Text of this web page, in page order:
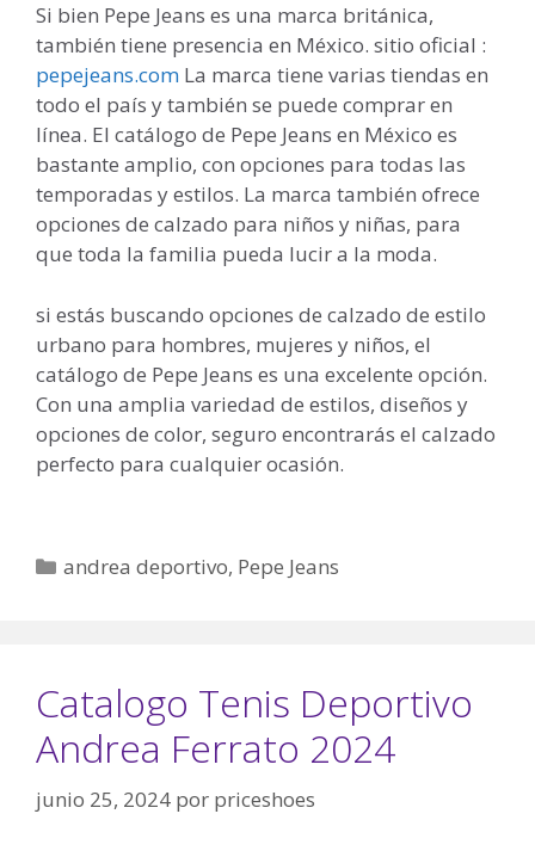
Si bien Pepe Jeans es una marca británica,
también tiene presencia en México. sitio oficial :
pepejeans.com La marca tiene varias tiendas en
todo el país y también se puede comprar en
línea. El catálogo de Pepe Jeans en México es
bastante amplio, con opciones para todas las
temporadas y estilos. La marca también ofrece
opciones de calzado para niños y niñas, para
que toda la familia pueda lucir a la moda.
si estás buscando opciones de calzado de estilo
urbano para hombres, mujeres y niños, el
catálogo de Pepe Jeans es una excelente opción.
Con una amplia variedad de estilos, diseños y
opciones de color, seguro encontrarás el calzado
perfecto para cualquier ocasión.
Categorías
andrea deportivo, Pepe Jeans
Catalogo Tenis Deportivo
Andrea Ferrato 2024
junio 25, 2024 por priceshoes